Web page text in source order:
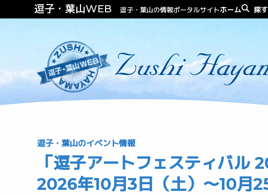
逗子・葉山WEB 逗子・葉山の情報ポータルサイトホーム 探す
逗子・葉山のイベント情報
「逗子アートフェスティバル
2026年10月3日（土）～10月
ファッションビューティー不動産（住む・泊まる）